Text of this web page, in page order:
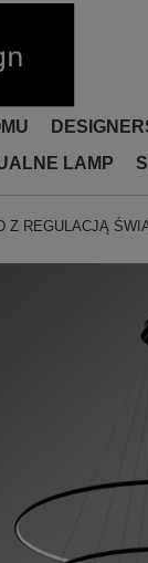
LAMP
Z REGULACJĄ